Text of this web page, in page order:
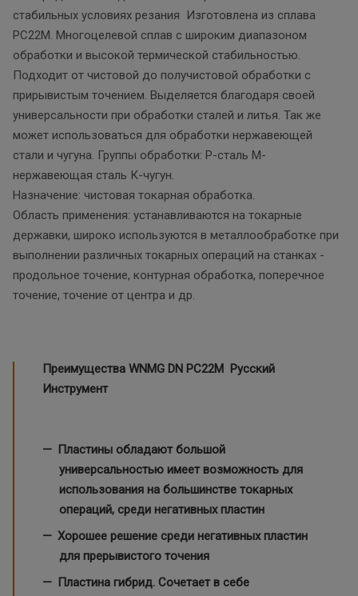
стабильных условиях резания Изготовлена из сплава
PC22M. Многоцелевой сплав с широким диапазоном
обработки и высокой термической стабильностью.
Подходит от чистовой до получистовой обработки с
прирывистым точением. Выделяется благодаря своей
универсальности при обработки сталей и литья. Так же
может использоваться для обработки нержавеющей
стали и чугуна. Группы обработки: P-сталь М-
нержавеющая сталь К-чугун.
Назначение: чистовая токарная обработка.
Область применения: устанавливаются на токарные
державки, широко используются в металлообработке при
выполнении различных токарных операций на станках -
продольное точение, контурная обработка, поперечное
точение, точение от центра и др.
Преимущества WNMG DN PC22M Русский
Инструмент
Пластины обладают большой
универсальностью имеет возможность для
использования на большинстве токарных
операций, среди негативных пластин
Хорошее решение среди негативных пластин
для прерывистого точения
Пластина гибрид. Сочетает в себе